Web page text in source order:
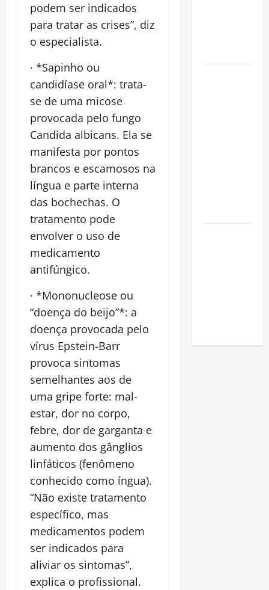
podem ser indicados
para tratar as crises”, diz
o especialista.
· *Sapinho ou
candidíase oral*: trata-
se de uma micose
provocada pelo fungo
Candida albicans. Ela se
manifesta por pontos
brancos e escamosos na
língua e parte interna
das bochechas. O
tratamento pode
envolver o uso de
medicamento
antifúngico.
· *Mononucleose ou
“doença do beijo”*: a
doença provocada pelo
vírus Epstein-Barr
provoca sintomas
semelhantes aos de
uma gripe forte: mal-
estar, dor no corpo,
febre, dor de garganta e
aumento dos gânglios
linfáticos (fenômeno
conhecido como íngua).
“Não existe tratamento
específico, mas
medicamentos podem
ser indicados para
aliviar os sintomas”,
explica o profissional.